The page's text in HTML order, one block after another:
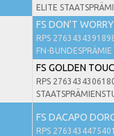
ELITE
FS DON'T WORRY
RPS
FN-BUNDESPRÄMIE
FS GOLDEN
RPS
FS DACAPO
RPS